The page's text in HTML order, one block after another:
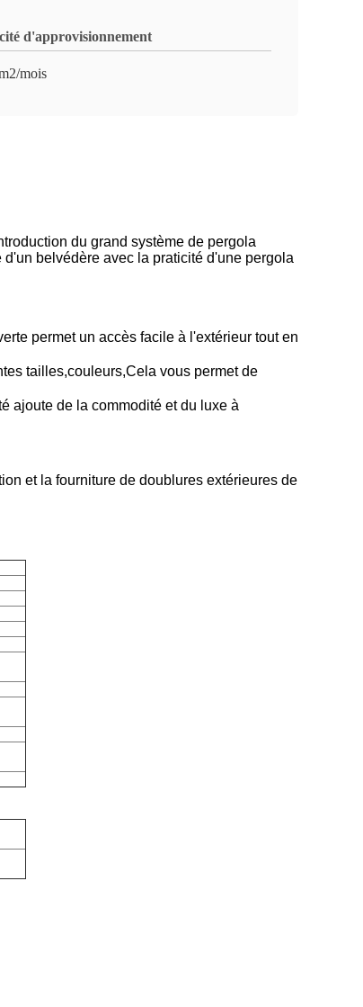
d'approvisionnement
mois
du grand système de pergola
belvédère avec la praticité d'une pergola
permet un accès facile à l'extérieur tout en
tailles,couleurs,Cela vous permet de
ajoute de la commodité et du luxe à
et la fourniture de doublures extérieures de